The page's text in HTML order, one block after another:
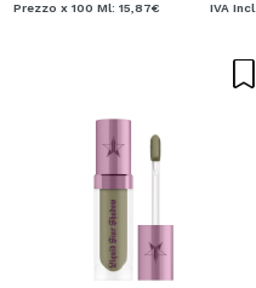
Prezzo x 100 Ml: 15,87€ IVA Incl.